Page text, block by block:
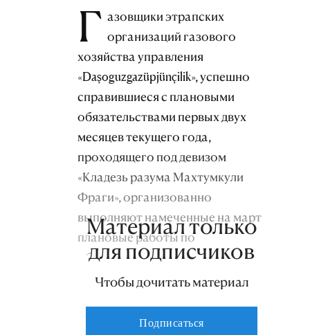
Г азовщики этрапских
организаций газового
хозяйства управления
«Daşoguzgazüpjünçilik», успешно
справившиеся с плановыми
обязательствами первых двух
месяцев текущего года,
проходящего под девизом
«Кладезь разума Махтумкули
Фраги», организованно
выполняют намеченные на март
плановые работы по
обеспечению природным газом
населения, а также организаций
Материал только
для подписчиков
Чтобы дочитать материал
Подписаться